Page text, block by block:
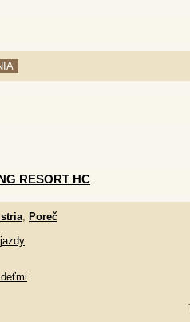
RESORT HC
Istria, Poreč